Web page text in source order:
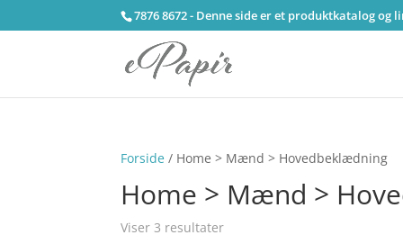
7876 8672 - Denne side er et produktkatalog
Forside / Home > Mænd > Hovedbeklædning
Home > Mænd >
Viser 3 resultater